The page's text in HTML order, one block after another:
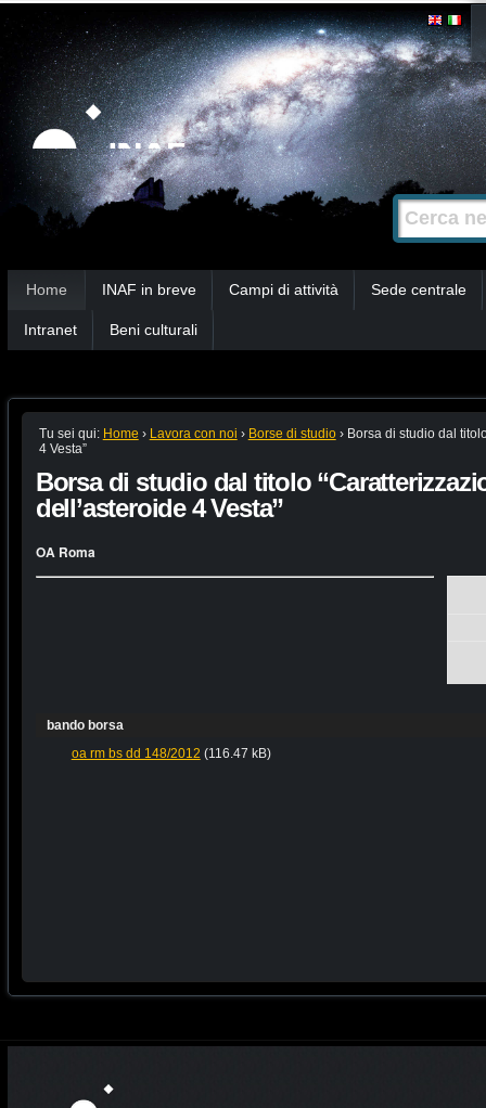
Strumenti
personali
Salta
contenuti.
|
Salta
alla
navigazione
Cerca nel
Ricerca
avanzata…
Home INAF in breve Campi di attività Sede centrale
Intranet Beni culturali
Tu sei qui: Home › Lavora con noi › Borse di studio › Borsa di studio dal
4 Vesta”
Borsa di studio dal titolo
dell’asteroide 4 Vesta”
OA Roma
bando borsa
oa rm bs dd 148/2012 (116.47 kB)